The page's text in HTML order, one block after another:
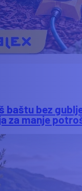
baštu bez
za manje